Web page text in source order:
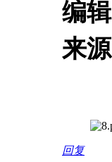
编
来
回复